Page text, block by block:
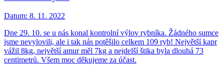
Datum: 8. 11. 2022
Dne 29. 10. se u nás konal kontrolní výlov rybníka. Žádného sumce
jsme nevylovili, ale i tak nás potěšilo celkem 109 ryb! Největší kapr
vážil 8kg, největší amur měl 7kg a nejdelší štika byla dlouhá 73
centimetrů. Všem moc děkujeme za účast.